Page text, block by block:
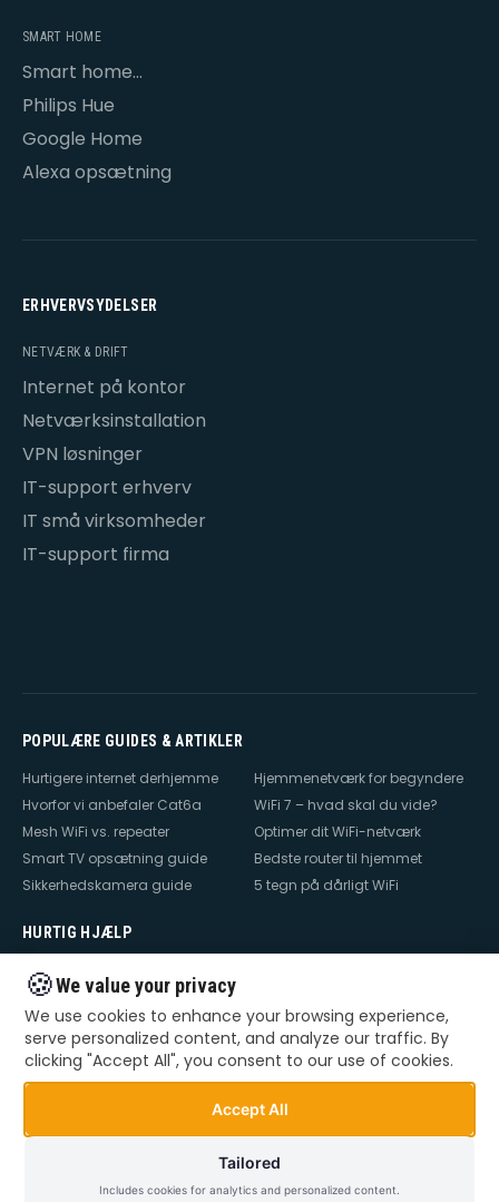
SMART HOME
Smart home
opsætning
Philips Hue
Google Home
Alexa opsætning
ERHVERVSYDELSER
NETVÆRK & DRIFT
Internet på kontor
Netværksinstallation
VPN løsninger
IT-support erhverv
IT små virksomheder
IT-support firma
POPULÆRE GUIDES & ARTIKLER
Hurtigere internet derhjemme
Hjemmenetværk for begyndere
Hvorfor vi anbefaler Cat6a
WiFi 7 – hvad skal du vide?
Mesh WiFi vs. repeater
Optimer dit WiFi-netværk
Smart TV opsætning guide
Bedste router til hjemmet
Sikkerhedskamera guide
5 tegn på dårligt WiFi
HURTIG HJÆLP
Hjælp til internet
Hjælp til TV
Hjælp til router
WiFi falder ud
TV der ikke virker
Dårlig WiFi
Mesh WiFi opsætning
Videoovervågning – privat &
🍪We value your privacy
We use cookies to enhance your browsing experience,
serve personalized content, and analyze our traffic. By
clicking "Accept All", you consent to our use of cookies.
Accept All
Tailored
Includes cookies for analytics and personalized content.